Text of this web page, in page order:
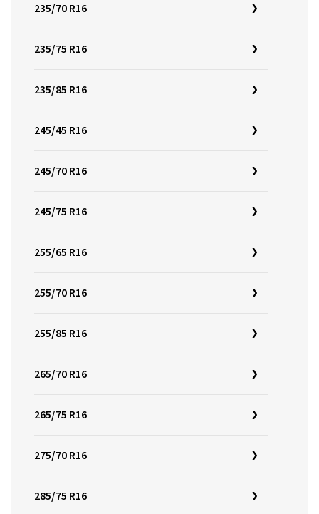
235/70 R16
235/75 R16
235/85 R16
245/45 R16
245/70 R16
245/75 R16
255/65 R16
255/70 R16
255/85 R16
265/70 R16
265/75 R16
275/70 R16
285/75 R16